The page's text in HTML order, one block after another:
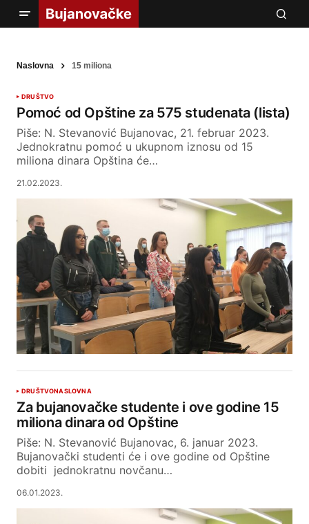
Naslovna 15 miliona
DRUŠTVO
Pomoć od Opštine za 575 studenata (lista)
Piše: N. Stevanović Bujanovac, 21. februar 2023.
Jednokratnu pomoć u ukupnom iznosu od 15
miliona dinara Opština će…
21.02.2023.
DRUŠTVONASLOVNA
Za bujanovačke studente i ove godine 15
miliona dinara od Opštine
Piše: N. Stevanović Bujanovac, 6. januar 2023.
Bujanovački studenti će i ove godine od Opštine
dobiti jednokratnu novčanu…
06.01.2023.